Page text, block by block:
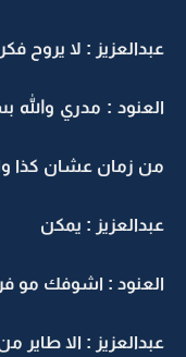
عبدالعزيز : لا يروح
العنود : مدري
من زمان عشان كذا
عبدالعزيز : يمكن
العنود : اشوفك مو
عبدالعزيز : الا طاير